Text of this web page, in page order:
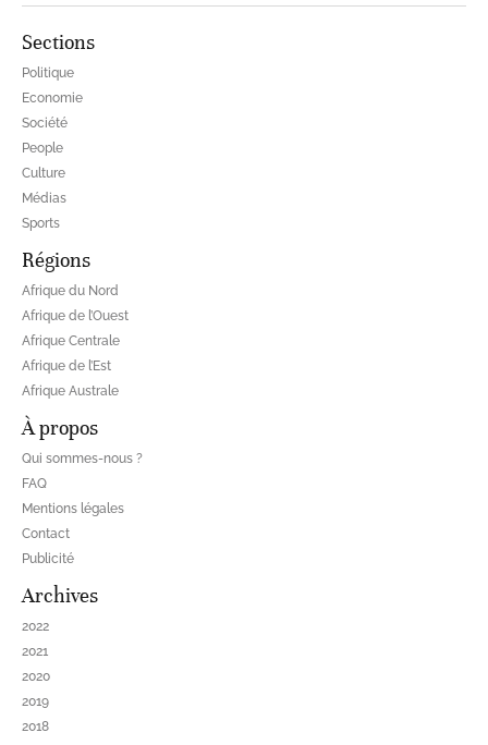
Sections
Politique
Economie
Société
People
Culture
Médias
Sports
Régions
Afrique du Nord
Afrique de l’Ouest
Afrique Centrale
Afrique de l’Est
Afrique Australe
À propos
Qui sommes-nous ?
FAQ
Mentions légales
Contact
Publicité
Archives
2022
2021
2020
2019
2018